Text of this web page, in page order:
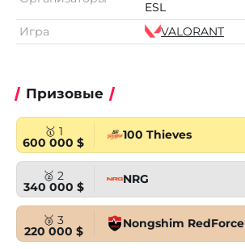
ESL
Игра
VALORANT
Призовые
🥇 1
600 000 $
100 Thieves
🥈 2
340 000 $
NRG
🥉 3
220 000 $
Nongshim RedForce